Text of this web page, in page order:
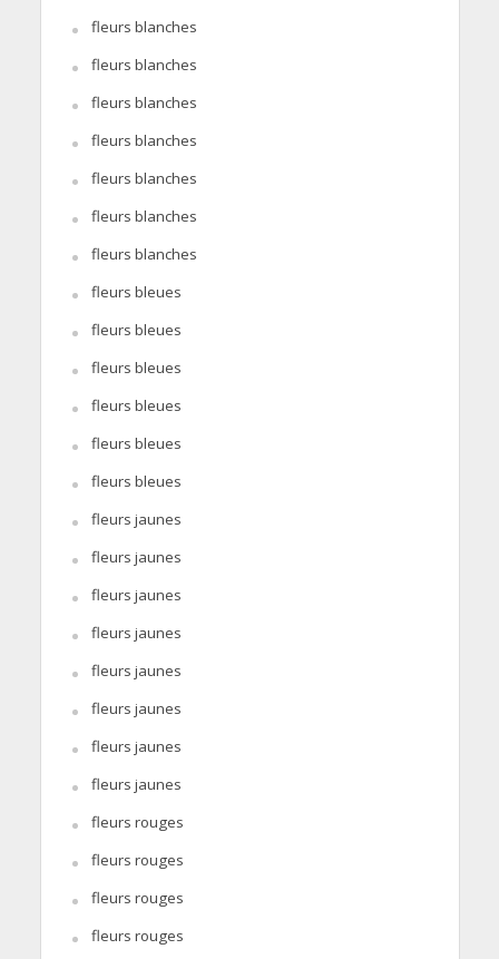
fleurs blanches
fleurs blanches
fleurs blanches
fleurs blanches
fleurs blanches
fleurs blanches
fleurs blanches
fleurs bleues
fleurs bleues
fleurs bleues
fleurs bleues
fleurs bleues
fleurs bleues
fleurs jaunes
fleurs jaunes
fleurs jaunes
fleurs jaunes
fleurs jaunes
fleurs jaunes
fleurs jaunes
fleurs jaunes
fleurs rouges
fleurs rouges
fleurs rouges
fleurs rouges